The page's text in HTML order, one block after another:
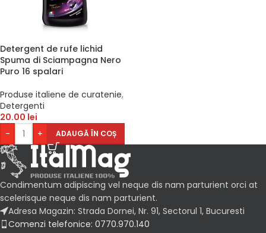
Detergent de rufe lichid
Spuma di Sciampagna Nero
Puro 16 spalari
Produse italiene de curatenie,
Detergenti
20.00 lei
-
+ ADAUGĂ ÎN COȘ
Condimentum adipiscing vel neque dis nam parturient orci at
scelerisque neque dis nam parturient.
Adresa Magazin: Strada Dornei, Nr. 91, Sectorul 1, Bucuresti
Comenzi telefonice: 0770.970.140